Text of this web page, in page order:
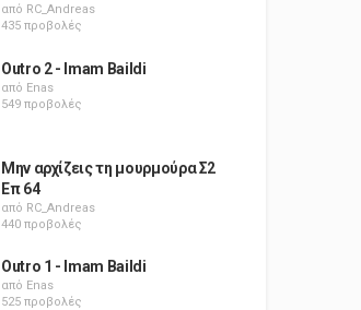
από RC_Andreas
435 προβολές
Outro 2 - Imam Baildi
από Enas
549 προβολές
Μην αρχίζεις τη μουρμούρα Σ2
Επ 64
από RC_Andreas
440 προβολές
Outro 1 - Imam Baildi
από Enas
525 προβολές